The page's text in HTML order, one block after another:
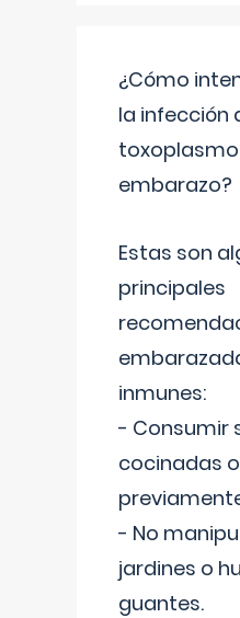
¿Cómo
la infección
embarazo?
Estas son
principales
inmunes:
- Consumir
cocinadas
- No
jardines o
guantes.